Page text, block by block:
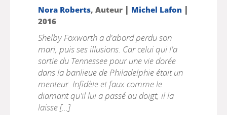
Nora Roberts, Auteur | Michel Lafon |
2016
Shelby Foxworth a d'abord perdu son
mari, puis ses illusions. Car celui qui l'a
sortie du Tennessee pour une vie dorée
dans la banlieue de Philadelphie était un
menteur. Infidèle et faux comme le
diamant qu'il lui a passé au doigt, il la
laisse [...]